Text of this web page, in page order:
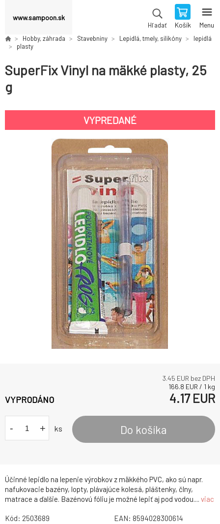
www.sampoon.sk
Hľadať Košík Menu
Hobby, záhrada Stavebniny Lepidlá, tmely, silikóny
lepidlá
plasty
SuperFix Vinyl na mäkké plasty, 25
g
VYPREDANÉ
Účinné lepidlo na lepenie výrobkov z mäkkého PVC, ako sú napr.
nafukovacie bazény, lopty, plávajúce kolesá, pláštenky, člny,
matrace a ďalšie. Bazénovú fóliu je možné lepiť aj pod vodou.... viac
3.45 EUR bez DPH
166.8 EUR / 1 kg
VYPRODÁNO 4.17EUR
- + ks Do košíka
Kód: 2503689 EAN: 8594028300614